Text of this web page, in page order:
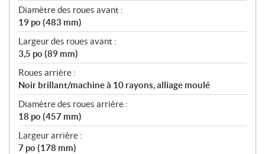
Diamètre des roues avant :
19 po (483 mm)
Largeur des roues avant :
3,5 po (89 mm)
Roues arrière :
Noir brillant/machine à 10 rayons, alliage moulé
Diamètre des roues arrière :
18 po (457 mm)
Largeur arrière :
7 po (178 mm)